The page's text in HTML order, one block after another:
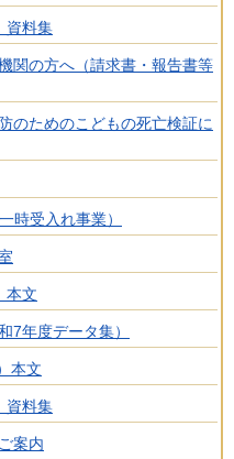
資料集
関の方へ（請求書・報告書等
のためのこどもの死亡検証に
時受入れ事業）
本文
年度データ集）
本文
資料集
案内